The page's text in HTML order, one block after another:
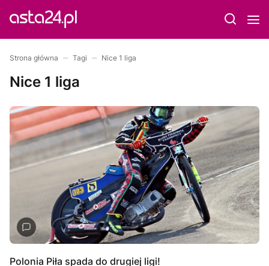
Strona główna Tagi Nice 1 liga
Nice 1 liga
Polonia Piła spada do drugiej ligi!